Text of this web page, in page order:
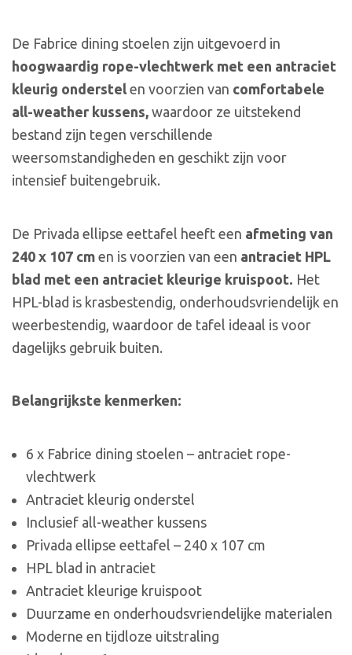
De Fabrice dining stoelen zijn uitgevoerd in
hoogwaardig rope-vlechtwerk met een antraciet
kleurig onderstel en voorzien van comfortabele
all-weather kussens, waardoor ze uitstekend
bestand zijn tegen verschillende
weersomstandigheden en geschikt zijn voor
intensief buitengebruik.
De Privada ellipse eettafel heeft een afmeting van
240 x 107 cm en is voorzien van een antraciet HPL
blad met een antraciet kleurige kruispoot. Het
HPL-blad is krasbestendig, onderhoudsvriendelijk en
weerbestendig, waardoor de tafel ideaal is voor
dagelijks gebruik buiten.
Belangrijkste kenmerken:
6 x Fabrice dining stoelen – antraciet rope-
vlechtwerk
Antraciet kleurig onderstel
Inclusief all-weather kussens
Privada ellipse eettafel – 240 x 107 cm
HPL blad in antraciet
Antraciet kleurige kruispoot
Duurzame en onderhoudsvriendelijke materialen
Moderne en tijdloze uitstraling